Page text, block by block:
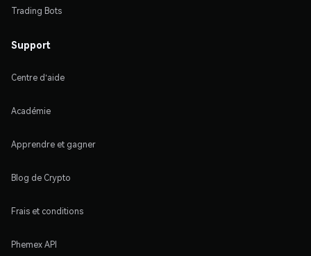
Trading Bots
Support
Centre d'aide
Académie
Apprendre et gagner
Blog de Crypto
Frais et conditions
Phemex API